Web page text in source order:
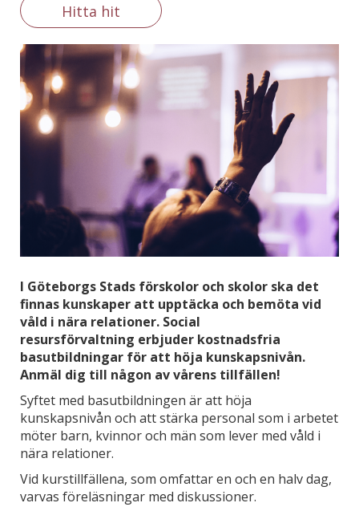
Hitta hit
I Göteborgs Stads förskolor och skolor ska det
finnas kunskaper att upptäcka och bemöta vid
våld i nära relationer. Social
resursförvaltning erbjuder kostnadsfria
basutbildningar för att höja kunskapsnivån.
Anmäl dig till någon av vårens tillfällen!
Syftet med basutbildningen är att höja
kunskapsnivån och att stärka personal som i arbetet
möter barn, kvinnor och män som lever med våld i
nära relationer.
Vid kurstillfällena, som omfattar en och en halv dag,
varvas föreläsningar med diskussioner.